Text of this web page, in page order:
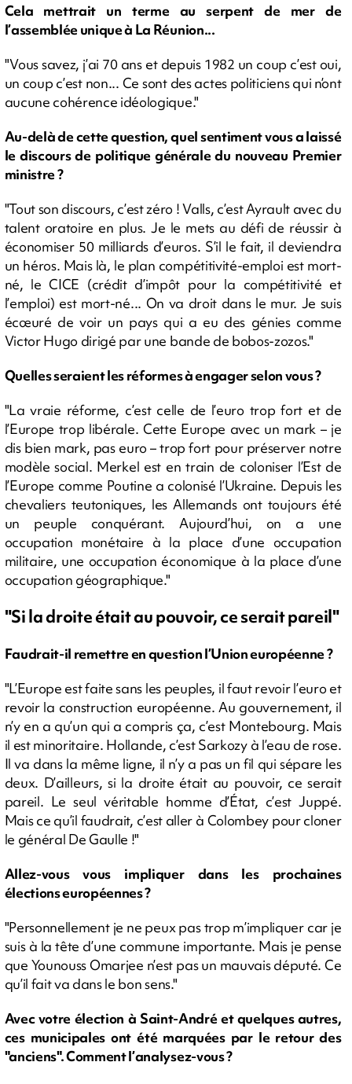
Cela mettrait un terme au serpent de mer de
l’assemblée unique à La Réunion...
"Vous savez, j’ai 70 ans et depuis 1982 un coup c’est oui,
un coup c’est non... Ce sont des actes politiciens qui n’ont
aucune cohérence idéologique."
Au-delà de cette question, quel sentiment vous a laissé
le discours de politique générale du nouveau Premier
ministre ?
"Tout son discours, c’est zéro ! Valls, c’est Ayrault avec du
talent oratoire en plus. Je le mets au défi de réussir à
économiser 50 milliards d’euros. S’il le fait, il deviendra
un héros. Mais là, le plan compétitivité-emploi est mort-
né, le CICE (crédit d’impôt pour la compétitivité et
l’emploi) est mort-né... On va droit dans le mur. Je suis
écœuré de voir un pays qui a eu des génies comme
Victor Hugo dirigé par une bande de bobos-zozos."
Quelles seraient les réformes à engager selon vous ?
"La vraie réforme, c’est celle de l’euro trop fort et de
l’Europe trop libérale. Cette Europe avec un mark – je
dis bien mark, pas euro – trop fort pour préserver notre
modèle social. Merkel est en train de coloniser l’Est de
l’Europe comme Poutine a colonisé l’Ukraine. Depuis les
chevaliers teutoniques, les Allemands ont toujours été
un peuple conquérant. Aujourd’hui, on a une
occupation monétaire à la place d’une occupation
militaire, une occupation économique à la place d’une
occupation géographique."
"Si la droite était au pouvoir, ce serait pareil"
Faudrait-il remettre en question l’Union européenne ?
"L’Europe est faite sans les peuples, il faut revoir l’euro et
revoir la construction européenne. Au gouvernement, il
n’y en a qu’un qui a compris ça, c’est Montebourg. Mais
il est minoritaire. Hollande, c’est Sarkozy à l’eau de rose.
Il va dans la même ligne, il n’y a pas un fil qui sépare les
deux. D’ailleurs, si la droite était au pouvoir, ce serait
pareil. Le seul véritable homme d’État, c’est Juppé.
Mais ce qu’il faudrait, c’est aller à Colombey pour cloner
le général De Gaulle !"
Allez-vous vous impliquer dans les prochaines
élections européennes ?
"Personnellement je ne peux pas trop m’impliquer car je
suis à la tête d’une commune importante. Mais je pense
que Younouss Omarjee n’est pas un mauvais député. Ce
qu’il fait va dans le bon sens."
Avec votre élection à Saint-André et quelques autres,
ces municipales ont été marquées par le retour des
"anciens". Comment l’analysez-vous ?